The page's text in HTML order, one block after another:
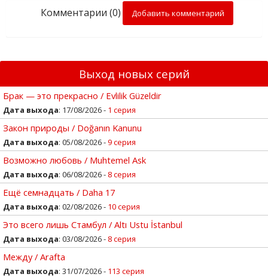
Комментарии (0) Добавить комментарий
Выход новых серий
Брак — это прекрасно / Evlilik Güzeldir
Дата выхода: 17/08/2026 - 1 серия
Закон природы / Doğanın Kanunu
Дата выхода: 05/08/2026 -9 серия
Возможно любовь / Muhtemel Ask
Дата выхода: 06/08/2026 - 8 серия
Ещё семнадцать / Daha 17
Дата выхода: 02/08/2026 - 10 серия
Это всего лишь Стамбул / Altı Ustu İstanbul
Дата выхода: 03/08/2026 - 8 серия
Между / Arafta
Дата выхода: 31/07/2026 - 113 серия